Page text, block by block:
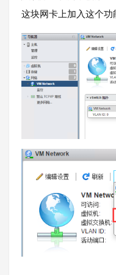
这块网卡上加入这个